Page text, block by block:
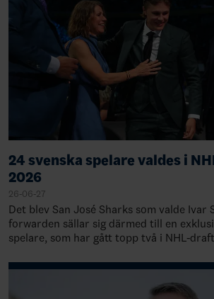
24 svenska spelare valdes i
2026
26-06-27
Det blev San José Sharks som valde Ivar
forwarden sällar sig därmed till en
spelare, som har gått topp två i NHL-